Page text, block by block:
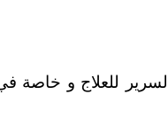
للعلاج و خاصة